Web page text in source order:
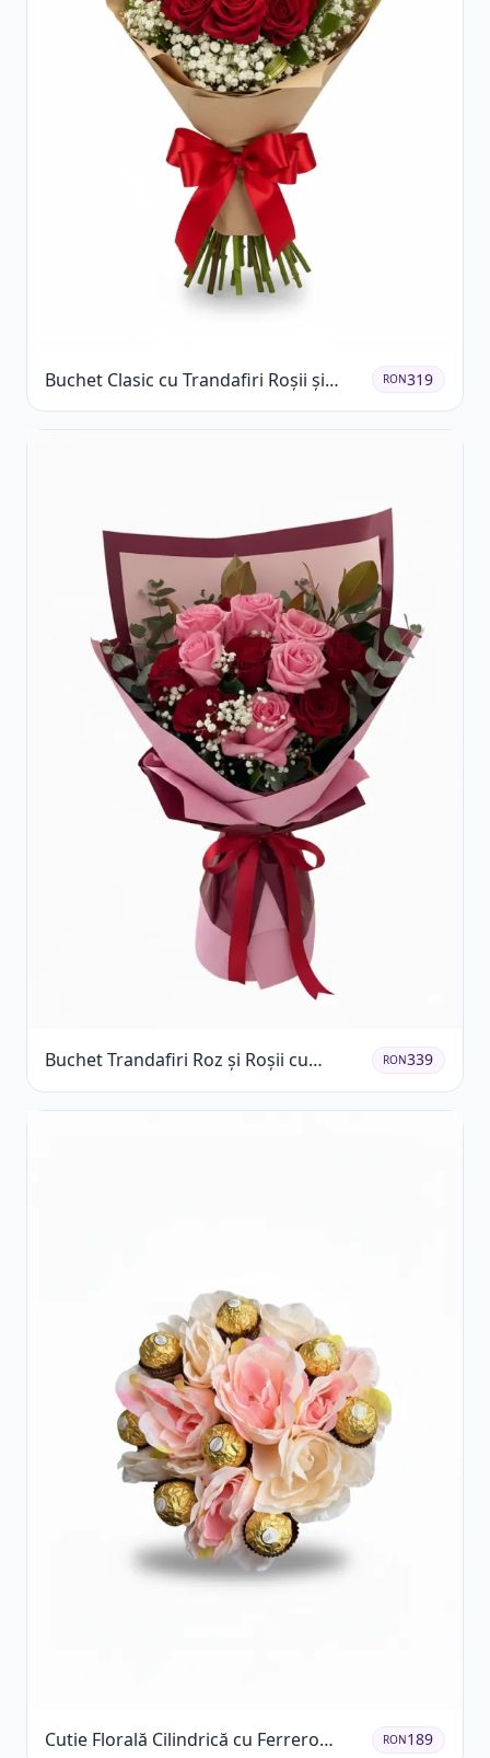
Buchet Clasic cu Trandafiri Roșii și
Gypsophila
RON319
Buchet Trandafiri Roz și Roșii cu
Eucalipt și Gypsophila
RON339
Cutie Florală Cilindrică cu Ferrero
RON189